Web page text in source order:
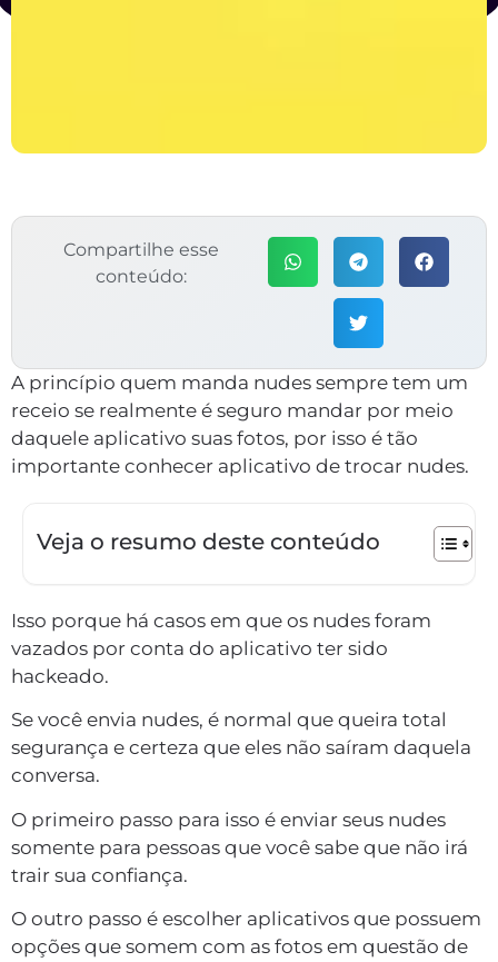
Compartilhe esse
conteúdo:
A princípio quem manda nudes sempre tem um
receio se realmente é seguro mandar por meio
daquele aplicativo suas fotos, por isso é tão
importante conhecer aplicativo de trocar nudes.
Veja o resumo deste conteúdo
Isso porque há casos em que os nudes foram
vazados por conta do aplicativo ter sido
hackeado.
Se você envia nudes, é normal que queira total
segurança e certeza que eles não saíram daquela
conversa.
O primeiro passo para isso é enviar seus nudes
somente para pessoas que você sabe que não irá
trair sua confiança.
O outro passo é escolher aplicativos que possuem
opções que somem com as fotos em questão de